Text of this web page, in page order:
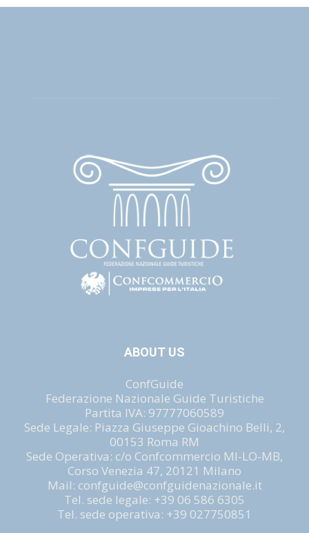
ABOUT US
ConfGuide
Federazione Nazionale Guide Turistiche
Partita IVA: 97777060589
Sede Legale: Piazza Giuseppe Gioachino Belli, 2,
00153 Roma RM
Sede Operativa: c/o Confcommercio MI-LO-MB,
Corso Venezia 47, 20121 Milano
Mail: confguide@confguidenazionale.it
Tel. sede legale: +39 06 586 6305
Tel. sede operativa: +39 027750851